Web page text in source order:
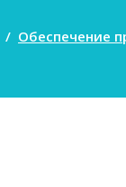
/ Обеспечение